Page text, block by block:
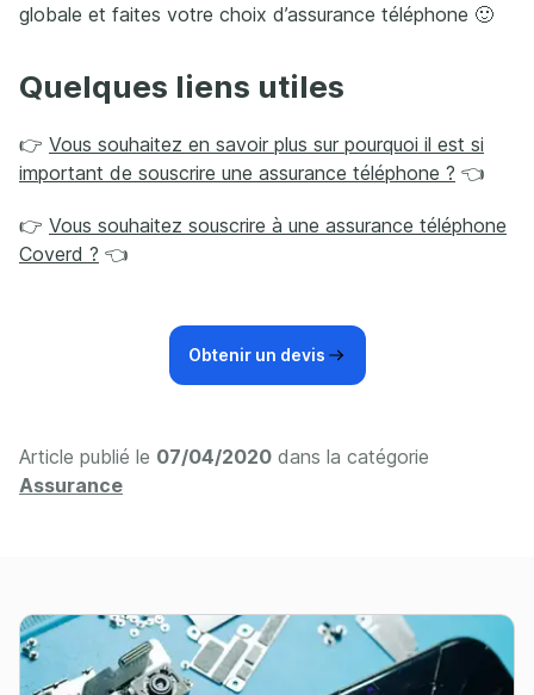
globale et faites votre choix d’assurance téléphone 🙂
Quelques liens utiles
👉 Vous souhaitez en savoir plus sur pourquoi il est si
important de souscrire une assurance téléphone ? 👈
👉 Vous souhaitez souscrire à une assurance téléphone
Coverd ? 👈
Obtenir un devis
Article publié le 07/04/2020 dans la catégorie
Assurance